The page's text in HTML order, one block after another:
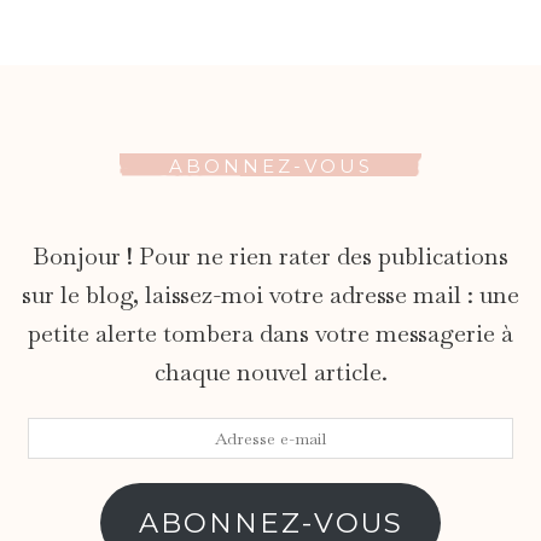
ABONNEZ-VOUS
Bonjour ! Pour ne rien rater des publications
sur le blog, laissez-moi votre adresse mail : une
petite alerte tombera dans votre messagerie à
chaque nouvel article.
ABONNEZ-VOUS